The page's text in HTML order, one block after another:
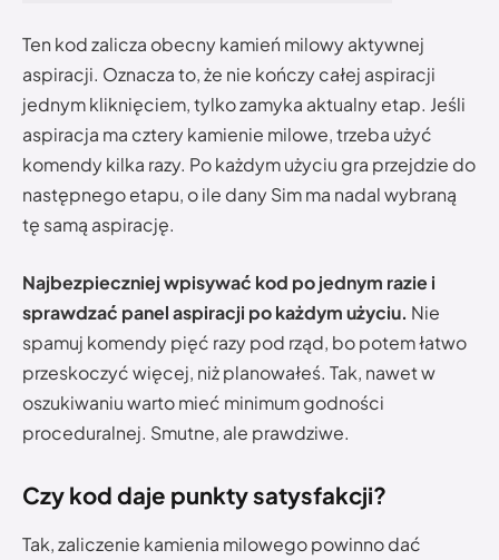
Ten kod zalicza obecny kamień milowy aktywnej
aspiracji. Oznacza to, że nie kończy całej aspiracji
jednym kliknięciem, tylko zamyka aktualny etap. Jeśli
aspiracja ma cztery kamienie milowe, trzeba użyć
komendy kilka razy. Po każdym użyciu gra przejdzie do
następnego etapu, o ile dany Sim ma nadal wybraną
tę samą aspirację.
Najbezpieczniej wpisywać kod po jednym razie i
sprawdzać panel aspiracji po każdym użyciu. Nie
spamuj komendy pięć razy pod rząd, bo potem łatwo
przeskoczyć więcej, niż planowałeś. Tak, nawet w
oszukiwaniu warto mieć minimum godności
proceduralnej. Smutne, ale prawdziwe.
Czy kod daje punkty satysfakcji?
Tak, zaliczenie kamienia milowego powinno dać